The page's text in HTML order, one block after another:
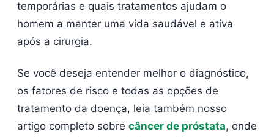
temporárias e quais tratamentos ajudam o
homem a manter uma vida saudável e ativa
após a cirurgia.
Se você deseja entender melhor o diagnóstico,
os fatores de risco e todas as opções de
tratamento da doença, leia também nosso
artigo completo sobre câncer de próstata, onde